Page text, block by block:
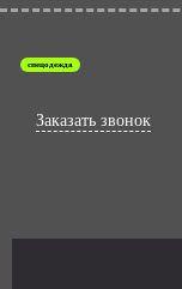
спецодежда
Заказать звонок